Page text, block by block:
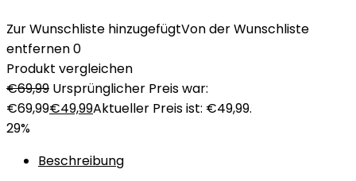
Zur Wunschliste hinzugefügtVon der Wunschliste
entfernen0
Produkt vergleichen
€69,99 Ursprünglicher Preis war:
€69,99€49,99Aktueller Preis ist: €49,99.
29%
Beschreibung